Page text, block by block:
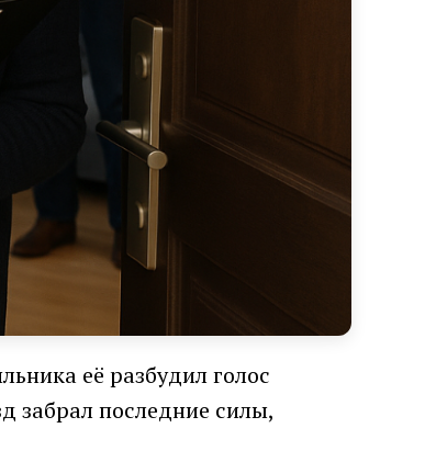
её разбудил голос
забрал последние силы,